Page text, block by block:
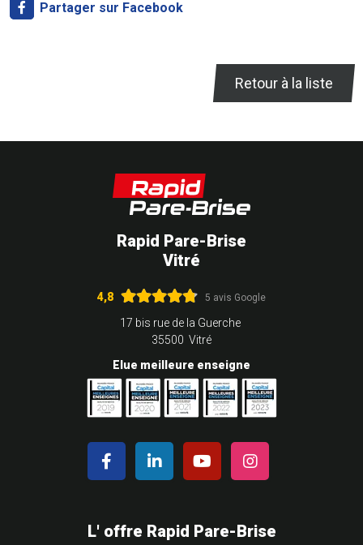
Partager sur Facebook
Retour à la liste
Rapid Pare-Brise
Vitré
4,8 5 avis Google
17 bis rue de la Guerche
35500 Vitré
Elue meilleure enseigne
L' offre Rapid Pare-Brise